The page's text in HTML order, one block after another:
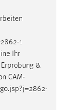
1
Ihr
&
CAM-